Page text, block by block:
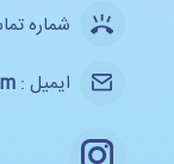
شماره
ایمیل :